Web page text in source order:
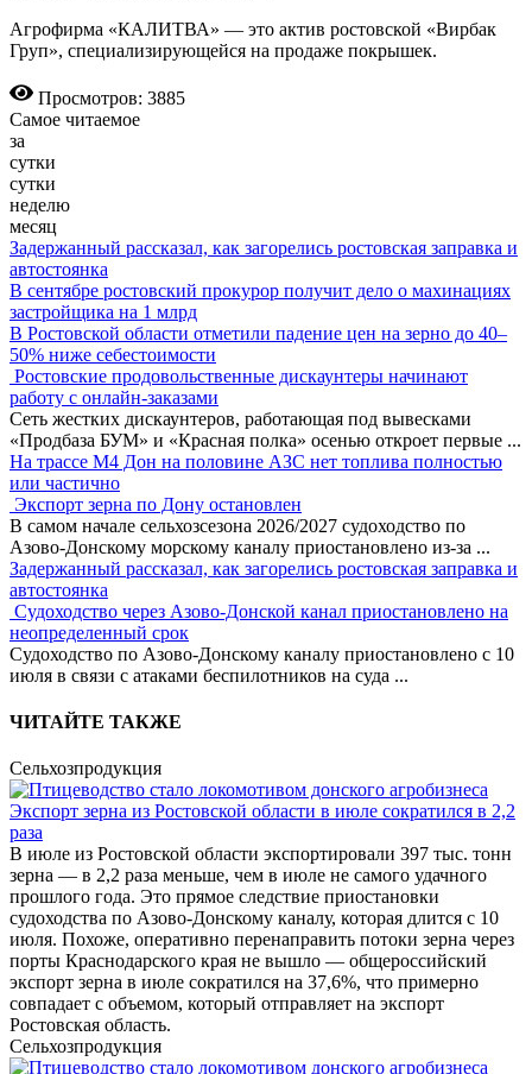
Агрофирма «КАЛИТВА» — это актив ростовской «Вирбак
Груп», специализирующейся на продаже покрышек.
Просмотров: 3885
Самое читаемое
за
сутки
сутки
неделю
месяц
Задержанный рассказал, как загорелись ростовская заправка и
автостоянка
В сентябре ростовский прокурор получит дело о махинациях
застройщика на 1 млрд
В Ростовской области отметили падение цен на зерно до 40–
50% ниже себестоимости
Ростовские продовольственные дискаунтеры начинают
работу с онлайн-заказами
Сеть жестких дискаунтеров, работающая под вывесками
«Продбаза БУМ» и «Красная полка» осенью откроет первые ...
На трассе М4 Дон на половине АЗС нет топлива полностью
или частично
Экспорт зерна по Дону остановлен
В самом начале сельхозсезона 2026/2027 судоходство по
Азово-Донскому морскому каналу приостановлено из-за ...
Задержанный рассказал, как загорелись ростовская заправка и
автостоянка
Судоходство через Азово-Донской канал приостановлено на
неопределенный срок
Судоходство по Азово-Донскому каналу приостановлено с 10
июля в связи с атаками беспилотников на суда ...
ЧИТАЙТЕ ТАКЖЕ
Сельхозпродукция
Экспорт зерна из Ростовской области в июле сократился в 2,2
раза
В июле из Ростовской области экспортировали 397 тыс. тонн
зерна — в 2,2 раза меньше, чем в июле не самого удачного
прошлого года. Это прямое следствие приостановки
судоходства по Азово-Донскому каналу, которая длится с 10
июля. Похоже, оперативно перенаправить потоки зерна через
порты Краснодарского края не вышло — общероссийский
экспорт зерна в июле сократился на 37,6%, что примерно
совпадает с объемом, который отправляет на экспорт
Ростовская область.
Сельхозпродукция